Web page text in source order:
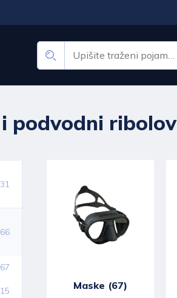
podvodni ribolov
67
15 Maske (67)